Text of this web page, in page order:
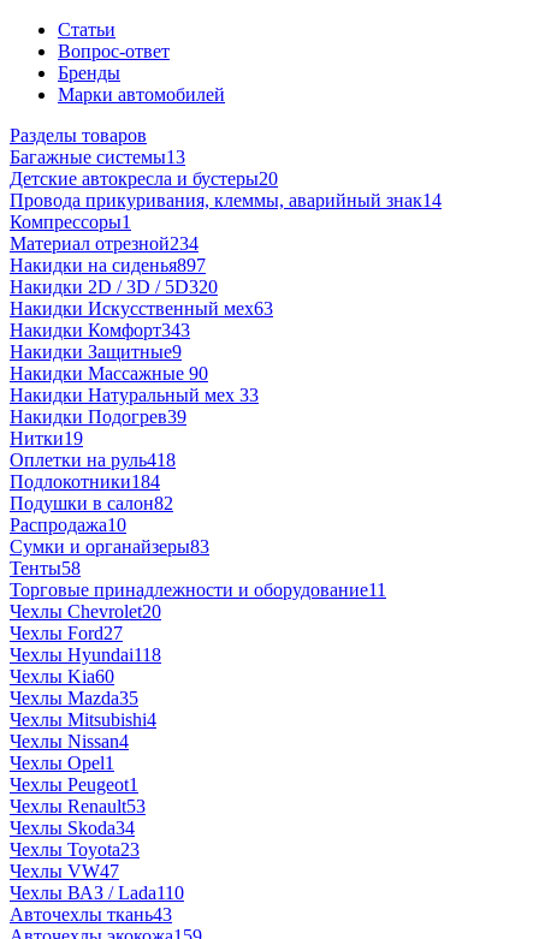
Статьи
Вопрос-ответ
Бренды
Марки автомобилей
Разделы товаров
Багажные системы13
Детские автокресла и бустеры20
Провода прикуривания, клеммы, аварийный знак14
Компрессоры1
Материал отрезной234
Накидки на сиденья897
Накидки 2D / 3D / 5D320
Накидки Искусственный мех63
Накидки Комфорт343
Накидки Защитные9
Накидки Массажные 90
Накидки Натуральный мех 33
Накидки Подогрев39
Нитки19
Оплетки на руль418
Подлокотники184
Подушки в салон82
Распродажа10
Сумки и органайзеры83
Тенты58
Торговые принадлежности и оборудование11
Чехлы Chevrolet20
Чехлы Ford27
Чехлы Hyundai118
Чехлы Kia60
Чехлы Mazda35
Чехлы Mitsubishi4
Чехлы Nissan4
Чехлы Opel1
Чехлы Peugeot1
Чехлы Renault53
Чехлы Skoda34
Чехлы Toyota23
Чехлы VW47
Чехлы ВАЗ / Lada110
Авточехлы ткань43